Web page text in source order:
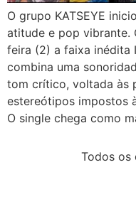
O grupo KATSEYE
atitude e pop vibrante.
feira (2) a faixa inédita
combina uma
tom crítico, voltada às
estereótipos impostos
O single chega como
Todos os